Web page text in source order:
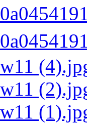
w11
w11
w11